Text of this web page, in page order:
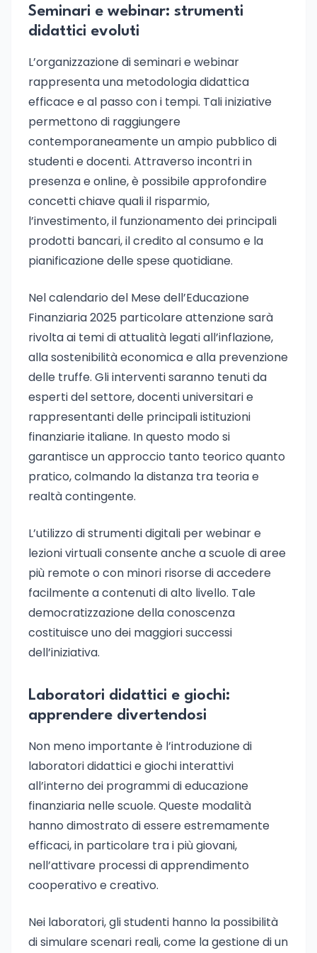
Seminari e webinar: strumenti
didattici evoluti
L’organizzazione di seminari e webinar
rappresenta una metodologia didattica
efficace e al passo con i tempi. Tali iniziative
permettono di raggiungere
contemporaneamente un ampio pubblico di
studenti e docenti. Attraverso incontri in
presenza e online, è possibile approfondire
concetti chiave quali il risparmio,
l’investimento, il funzionamento dei principali
prodotti bancari, il credito al consumo e la
pianificazione delle spese quotidiane.
Nel calendario del Mese dell’Educazione
Finanziaria 2025 particolare attenzione sarà
rivolta ai temi di attualità legati all’inflazione,
alla sostenibilità economica e alla prevenzione
delle truffe. Gli interventi saranno tenuti da
esperti del settore, docenti universitari e
rappresentanti delle principali istituzioni
finanziarie italiane. In questo modo si
garantisce un approccio tanto teorico quanto
pratico, colmando la distanza tra teoria e
realtà contingente.
L’utilizzo di strumenti digitali per webinar e
lezioni virtuali consente anche a scuole di aree
più remote o con minori risorse di accedere
facilmente a contenuti di alto livello. Tale
democratizzazione della conoscenza
costituisce uno dei maggiori successi
dell’iniziativa.
Laboratori didattici e giochi:
apprendere divertendosi
Non meno importante è l’introduzione di
laboratori didattici e giochi interattivi
all’interno dei programmi di educazione
finanziaria nelle scuole. Queste modalità
hanno dimostrato di essere estremamente
efficaci, in particolare tra i più giovani,
nell’attivare processi di apprendimento
cooperativo e creativo.
Nei laboratori, gli studenti hanno la possibilità
di simulare scenari reali, come la gestione di un